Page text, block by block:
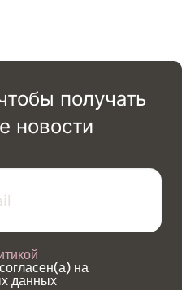
получать
новости
на
данных